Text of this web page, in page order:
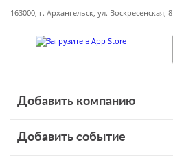
163000, г. Архангельск, ул. Воскресенская, 8
Добавить компанию
Добавить событие